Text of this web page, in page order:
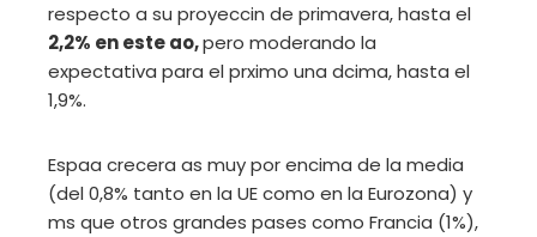
respecto a su proyeccin de primavera, hasta el
2,2% en este ao,pero moderando la
expectativa para el prximo una dcima, hasta el
1,9%.
Espaa crecera as muy por encima de la media
(del 0,8% tanto en la UE como en la Eurozona) y
ms que otros grandes pases como Francia (1%),